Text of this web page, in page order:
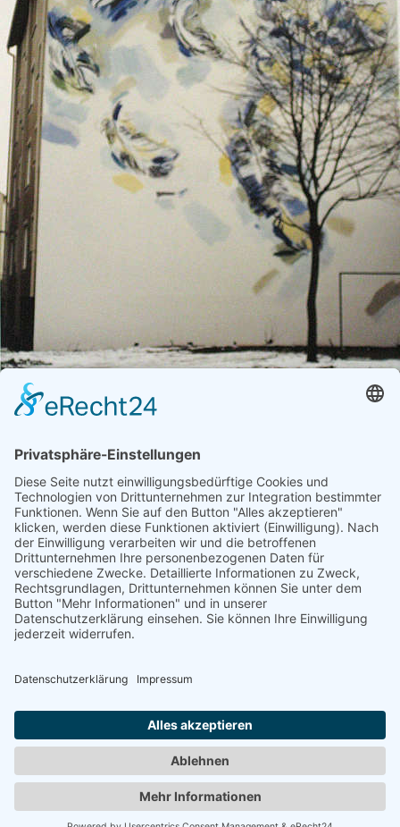
RATH, EDELTRAUT
"Make up"
1985
RATH, EDELTRAUT
"Mitmach-Museum 1979"
1979
LINK
www.plattform-bohnenstrasse.info
www.edeltraut-rath.de
© 2008-2026 Senator für Kultur Bremen